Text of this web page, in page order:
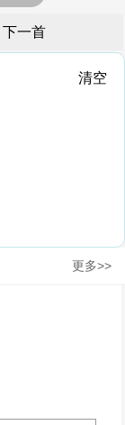
下一首
清空
更多>>